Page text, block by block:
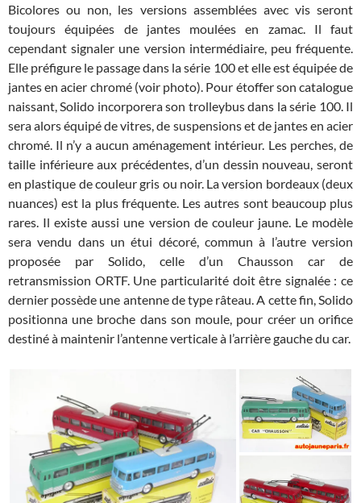
Bicolores ou non, les versions assemblées avec vis seront
toujours équipées de jantes moulées en zamac. Il faut
cependant signaler une version intermédiaire, peu fréquente.
Elle préfigure le passage dans la série 100 et elle est équipée de
jantes en acier chromé (voir photo). Pour étoffer son catalogue
naissant, Solido incorporera son trolleybus dans la série 100. Il
sera alors équipé de vitres, de suspensions et de jantes en acier
chromé. Il n’y a aucun aménagement intérieur. Les perches, de
taille inférieure aux précédentes, d’un dessin nouveau, seront
en plastique de couleur gris ou noir. La version bordeaux (deux
nuances) est la plus fréquente. Les autres sont beaucoup plus
rares. Il existe aussi une version de couleur jaune. Le modèle
sera vendu dans un étui décoré, commun à l’autre version
proposée par Solido, celle d’un Chausson car de
retransmission ORTF. Une particularité doit être signalée : ce
dernier possède une antenne de type râteau. A cette fin, Solido
positionna une broche dans son moule, pour créer un orifice
destiné à maintenir l’antenne verticale à l’arrière gauche du car.